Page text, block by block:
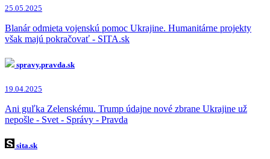
25.05.2025
Blanár odmieta vojenskú pomoc Ukrajine. Humanitárne projekty
však majú pokračovať - SITA.sk
spravy.pravda.sk
19.04.2025
Ani guľka Zelenskému. Trump údajne nové zbrane Ukrajine už
nepošle - Svet - Správy - Pravda
sita.sk